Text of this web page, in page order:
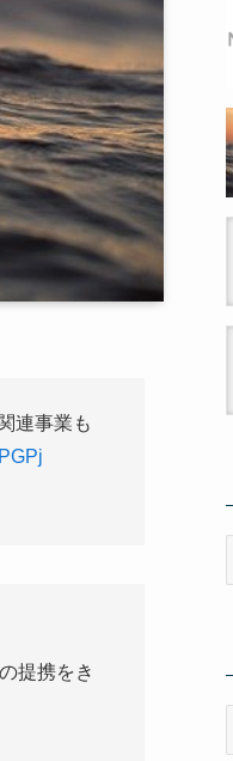
連事業も
提携をき